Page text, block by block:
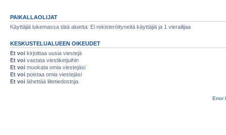
PAIKALLAOLIJAT
Käyttäjiä lukemassa tätä aluetta: Ei rekisteröityneitä käyttäjiä ja 1 vierailijaa
KESKUSTELUALUEEN OIKEUDET
Et voi kirjoittaa uusia viestejä
Et voi vastata viestiketjuihin
Et voi muokata omia viestejäsi
Et voi poistaa omia viestejäsi
Et voi lähettää liitetiedostoja.
Error